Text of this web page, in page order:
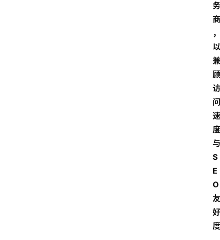
务
商
，
以
兼
顾
访
问
速
度
与
S
E
O
友
好
度